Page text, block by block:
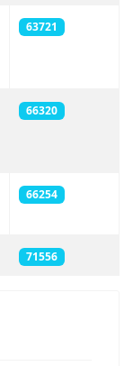
63721
66320
66254
71556